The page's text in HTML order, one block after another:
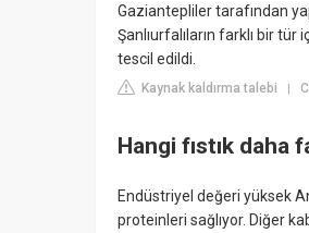
Gaziantepliler tarafından
Şanlıurfalıların farklı bir tür
tescil edildi.
Kaynak kaldırma talebi |
Hangi fıstık daha
Endüstriyel değeri yüksek
proteinleri sağlıyor. Diğer